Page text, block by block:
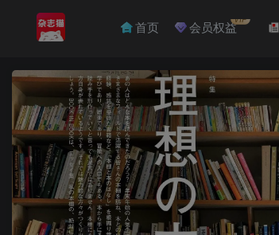
首页 会员权益VIP